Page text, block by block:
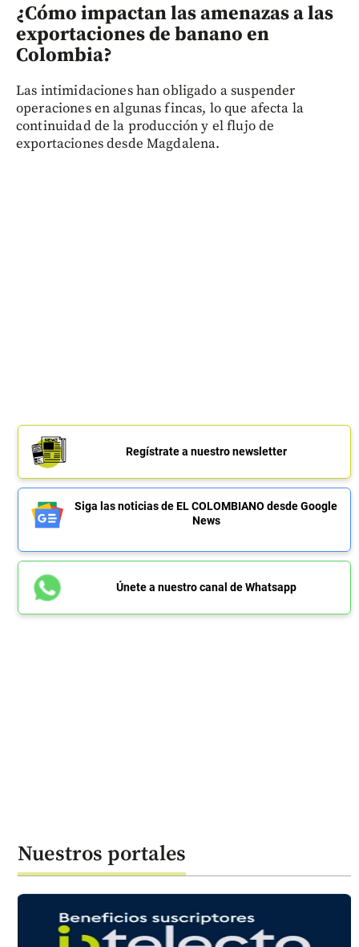
¿Cómo impactan las amenazas a las
exportaciones de banano en
Colombia?
Las intimidaciones han obligado a suspender
operaciones en algunas fincas, lo que afecta la
continuidad de la producción y el flujo de
exportaciones desde Magdalena.
Regístrate a nuestro newsletter
Siga las noticias de EL COLOMBIANO desde Google
News
Únete a nuestro canal de Whatsapp
Nuestros portales